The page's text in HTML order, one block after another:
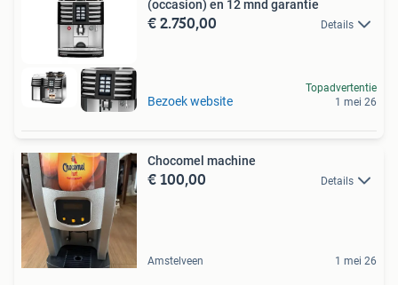
(occasion) en 12 mnd garantie
€ 2.750,00 Details
Bezoek website
Topadvertentie
1 mei 26
Chocomel machine
€ 100,00 Details
Amstelveen 1 mei 26